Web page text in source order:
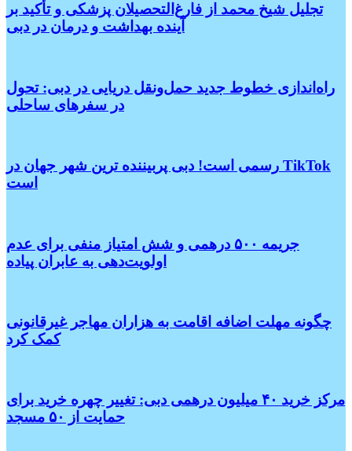
تجلیل شیخ محمد از فارغ‌التحصیلان پزشکی و تأکید بر
آینده بهداشت و درمان در دبی
راه‌اندازی خطوط جدید حمل‌ونقل دریایی در دبی: تحول
در سفرهای ساحلی
رسمی است! دبی پربیننده ترین شهر جهان در TikTok
است
جریمه ۵۰۰ درهمی و شش امتیاز منفی برای عدم
اولویت‌دهی به عابران پیاده
چگونه مهلت اضافه اقامت به هزاران مهاجر غیرقانونی
کمک کرد
مرکز خرید ۴۰ میلیون درهمی دبی: تغییر چهره خرید برای
حمایت از ۵۰ مسجد